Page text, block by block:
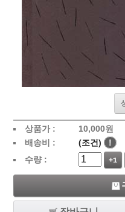
상품가 : 10,000원
배송비 :
(조건)
!
수량 :
+1